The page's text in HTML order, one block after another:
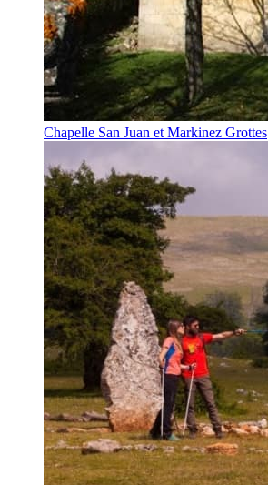
Chapelle San Juan et Markinez Grottes